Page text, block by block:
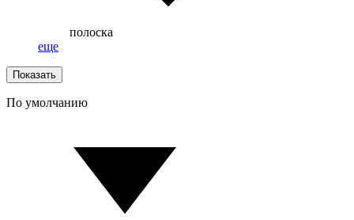
полоска
еще
Показать
По умолчанию